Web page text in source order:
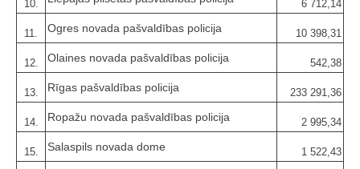
10. 6 712,14
11. Ogres novada pašvaldības policija 10 398,31
12. Olaines novada pašvaldības policija 542,38
13. Rīgas pašvaldības policija 233 291,36
14. Ropažu novada pašvaldības policija 2 995,34
15. Salaspils novada dome 1 522,43